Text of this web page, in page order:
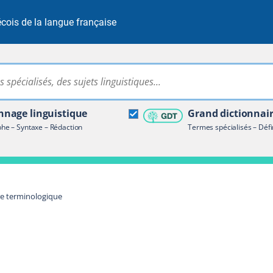
de la langue française
Rechercher dans tout le site
linguistique
– Syntaxe – Rédaction
Grand
Termes spécialisés –
terminologique
terminologique